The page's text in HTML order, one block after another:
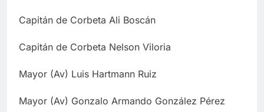
Capitán de Corbeta Ali Boscán
Capitán de Corbeta Nelson Viloria
Mayor (Av) Luis Hartmann Ruiz
Mayor (Av) Gonzalo Armando González Pérez